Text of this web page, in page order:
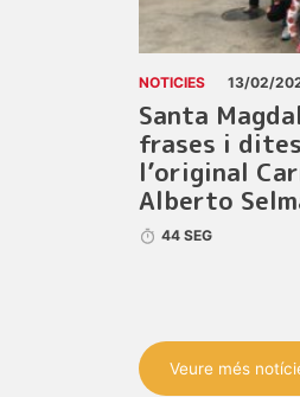
NOTICIES 13/02/
Santa
frases i
l’original
Alberto
44 SEG
Veure més